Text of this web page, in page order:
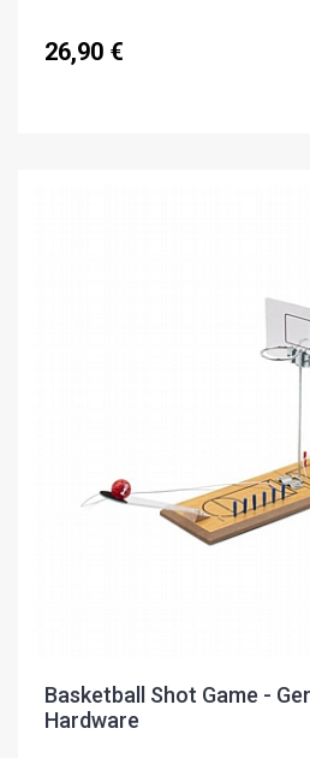
26,90 €
Basketball Shot Game -
Hardware